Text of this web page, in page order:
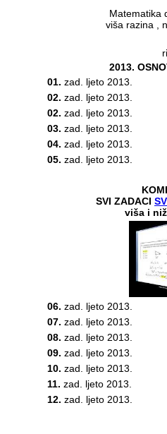
Matematika
viša razina ,
2013.
01. zad. ljeto 2013.
02. zad. ljeto 2013.
02. zad. ljeto 2013.
03. zad. ljeto 2013.
04. zad. ljeto 2013.
05. zad. ljeto 2013.
SVI ZADACI
viša i
06. zad. ljeto 2013.
07. zad. ljeto 2013.
08. zad. ljeto 2013.
09. zad. ljeto 2013.
10. zad. ljeto 2013.
11. zad. ljeto 2013.
12. zad. ljeto 2013.